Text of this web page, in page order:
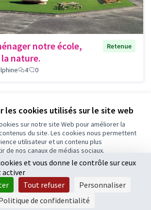
les cookies utilisés sur le site web
sur notre site Web pour améliorer la
du site. Les cookies nous permettent
utilisateur et un contenu plus
de nos canaux de médias sociaux.
Tout accepter
seulement les cookies essentiels
Paramètres
notre école,
nature.
Retenue
4 0
Politics
(Lien externe)
grâce aulogiciel libre
Licence
(Lien
et vous donne le contrôle sur ceux
activer
Tout refuser
Personnaliser
de confidentialité